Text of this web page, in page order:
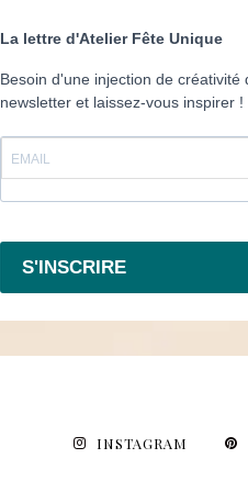
La lettre d'Atelier Fête Unique
Besoin d'une injection de
newsletter et laissez-vous inspirer !
S'INSCRIRE
INSTAGRAM